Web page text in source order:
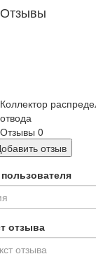
Отзывы
Коллектор
отвода
Отзывы 0
отзыв
отзыва